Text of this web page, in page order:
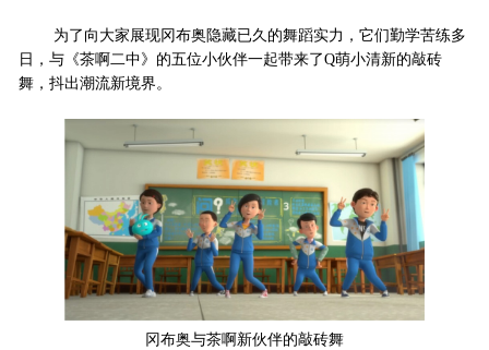
为了向大家展现冈布奥隐藏已久的舞蹈实力，它们勤学苦练多
日，与《茶啊二中》的五位小伙伴一起带来了Q萌小清新的敲砖
舞，抖出潮流新境界。
冈布奥与茶啊新伙伴的敲砖舞